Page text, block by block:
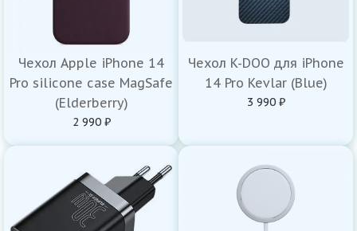
Чехол Apple iPhone 14
Pro silicone case MagSafe
(Elderberry)
2 990 ₽
Чехол K-DOO для iPhone
14 Pro Kevlar (Blue)
3 990 ₽